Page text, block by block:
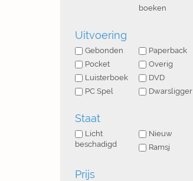
boeken
Uitvoering
Gebonden
Paperback
Pocket
Overig
Luisterboek
DVD
PC Spel
Dwarsligger
Staat
Licht
beschadigd
Nieuw
Ramsj
Prijs